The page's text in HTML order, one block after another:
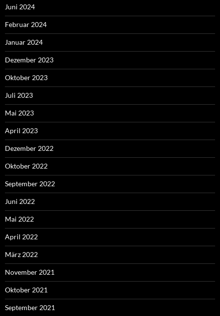
Juni 2024
Februar 2024
Januar 2024
Dezember 2023
Oktober 2023
Juli 2023
Mai 2023
April 2023
Dezember 2022
Oktober 2022
September 2022
Juni 2022
Mai 2022
April 2022
März 2022
November 2021
Oktober 2021
September 2021